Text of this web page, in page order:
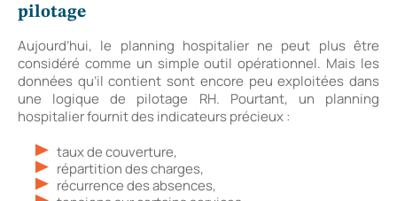
pilotage
Aujourd’hui, le planning hospitalier ne peut plus être
considéré comme un simple outil opérationnel. Mais les
données qu’il contient sont encore peu exploitées dans
une logique de pilotage RH. Pourtant, un planning
hospitalier fournit des indicateurs précieux :
taux de couverture,
répartition des charges,
récurrence des absences,